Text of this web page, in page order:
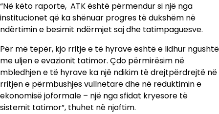
“Në këto raporte, ATK është përmendur si një nga
institucionet që ka shënuar progres të dukshëm në
ndërtimin e besimit ndërmjet saj dhe tatimpaguesve.
Për më tepër, kjo rritje e të hyrave është e lidhur ngushtë
me uljen e evazionit tatimor. Çdo përmirësim në
mbledhjen e të hyrave ka një ndikim të drejtpërdrejtë në
rritjen e përmbushjes vullnetare dhe në reduktimin e
ekonomisë joformale – një nga sfidat kryesore të
sistemit tatimor”, thuhet në njoftim.